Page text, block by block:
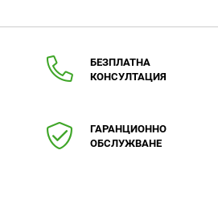
БЕЗПЛАТНА
КОНСУЛТАЦИЯ
ГАРАНЦИОННО
ОБСЛУЖВАНЕ